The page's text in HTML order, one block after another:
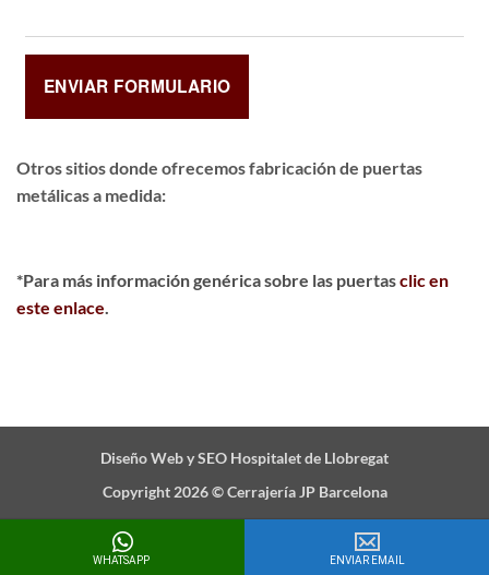
Otros sitios donde ofrecemosfabricación de puertas
metálicas a medida:
*Para más información genérica sobre las puertasclic en
este enlace.
Diseño Web y SEO Hospitalet de Llobregat
Copyright 2026 ©Cerrajería JP Barcelona